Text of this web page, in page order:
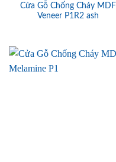
Cửa Gỗ Chống Cháy MDF
Veneer P1R2 ash